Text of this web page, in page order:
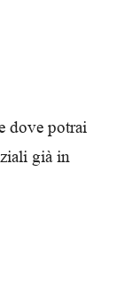
dove potrai
già in